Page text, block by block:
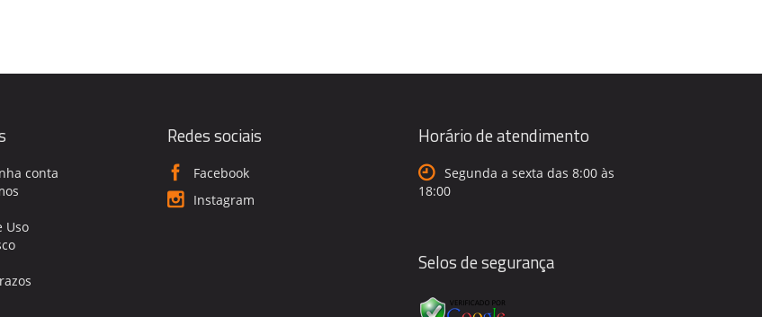
conta
Uso
Redes sociais
Facebook
Instagram
Horário de atendimento
Segunda a sexta das 8:00 às
18:00
Selos de segurança